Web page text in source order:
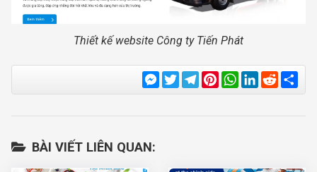
Thiết kế website Công ty Tiến Phát
Messenger
TwitterTelegram
Pinterest
WhatsApp
LinkedIn
Reddit
BÀI VIẾT LIÊN QUAN: